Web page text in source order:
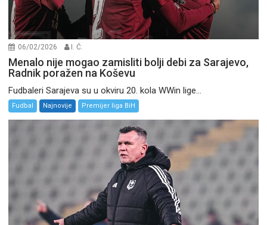
06/02/2026 I. Ć.
Menalo nije mogao zamisliti bolji debi za Sarajevo,
Radnik poražen na Koševu
Fudbaleri Sarajeva su u okviru 20. kola WWin lige...
Fudbal Najnovije Premijer liga BiH